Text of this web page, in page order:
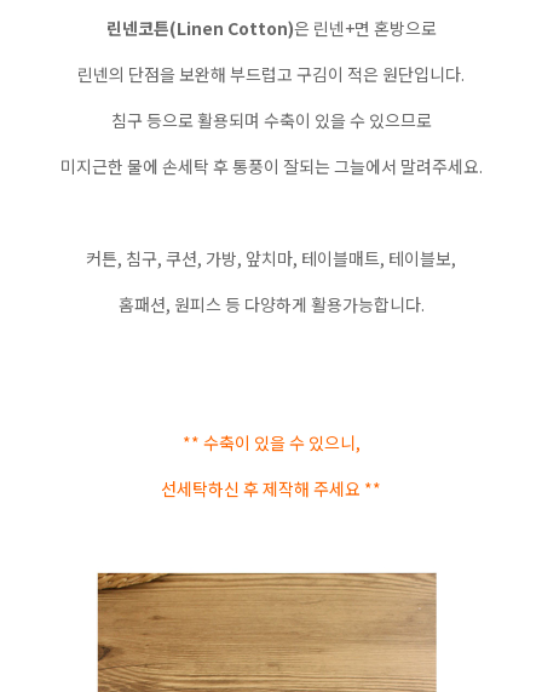
린넨코튼(Linen Cotton)은 린넨+면 혼방으로
린넨의 단점을 보완해 부드럽고 구김이 적은 원단입니다.
침구 등으로 활용되며 수축이 있을 수 있으므로
미지근한 물에 손세탁 후 통풍이 잘되는 그늘에서 말려주세요.
커튼, 침구, 쿠션, 가방, 앞치마, 테이블매트, 테이블보,
홈패션, 원피스 등 다양하게 활용가능합니다.
** 수축이 있을 수 있으니,
선세탁하신 후 제작해 주세요 **